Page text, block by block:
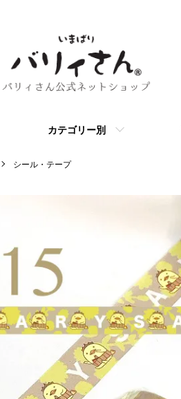
カテゴリー別
シール・テープ